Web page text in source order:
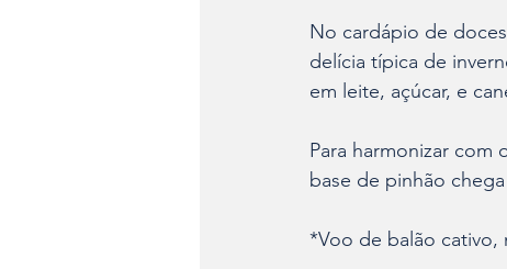
No cardápio de
delícia típica de
em leite, açúcar, e
Para harmonizar com
base de pinhão
*Voo de balão cativo,